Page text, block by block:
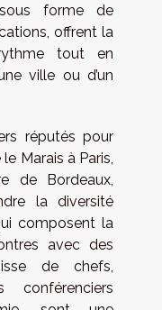
forme de
offrent la
tout en
ville ou d’un
réputés pour
Marais à Paris,
de Bordeaux,
la diversité
composent la
avec des
de chefs,